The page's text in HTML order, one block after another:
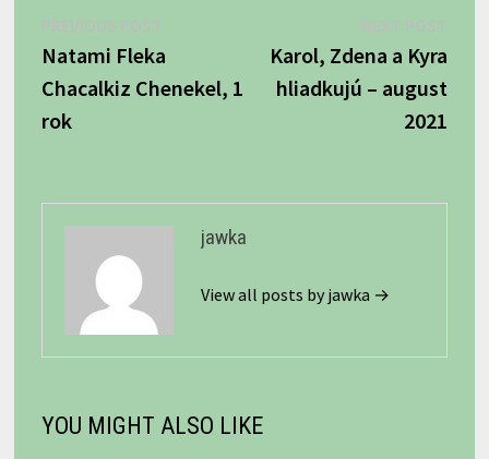
v
článku
post:
Natami Fleka
Chacalkiz Chenekel, 1
rok
Karol, Zdena a Kyra
hliadkujú – august
2021
jawka
View all posts by jawka →
YOU MIGHT ALSO LIKE